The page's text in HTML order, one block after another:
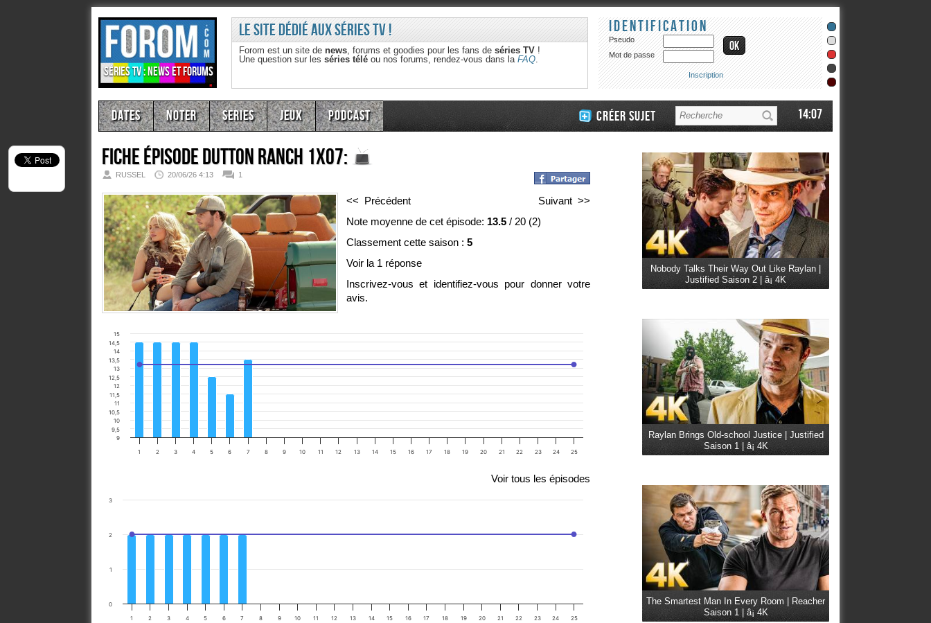
Séries TV : news et forums
Le site dédié aux séries TV !
Forom est un site de news, forums et goodies pour les fans de séries TV!
Une question sur les séries téléou nos forums, rendez-vous dans la FAQ.
Identification
Pseudo
Mot de passe
Inscription
Dates Noter Series Jeux Podcast Créer sujet 14:07
Fiche épisodeDutton Ranch 1x07:
RUSSEL 20/06/26 4:13 1
<< Précédent
Suivant >>
Note moyenne de cet épisode: 13.5/ 20(2)
Classement cette saison : 5
Voir la 1 réponse
Inscrivez-vous et identifiez-vous pour donner votre
avis.
1 2 3 4 5 6 7 8 9 10 11 12 13 14 15 16 17 18 19 20 21 22 23 24 25
9
9,5
10
10,5
11
11,5
12
12,5
13
13,5
14
14,5
15
Voir tous les épisodes
1 2 3 4 5 6 7 8 9 10 11 12 13 14 15 16 17 18 19 20 21 22 23 24 25
0
1
2
3
Nobody Talks Their Way Out Like Raylan |
Justified Saison 2 | â¡ 4K
Raylan Brings Old-school Justice | Justified
Saison 1 | â¡ 4K
The Smartest Man In Every Room | Reacher
Saison 1 | â¡ 4K